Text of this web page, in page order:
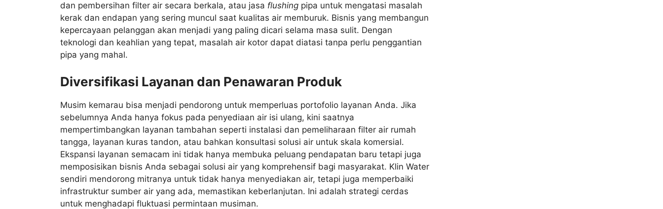
dan pembersihan filter air secara berkala, atau jasa flushing pipa untuk mengatasi masalah
kerak dan endapan yang sering muncul saat kualitas air memburuk. Bisnis yang membangun
kepercayaan pelanggan akan menjadi yang paling dicari selama masa sulit. Dengan
teknologi dan keahlian yang tepat, masalah air kotor dapat diatasi tanpa perlu penggantian
pipa yang mahal.
Diversifikasi Layanan dan Penawaran Produk
Musim kemarau bisa menjadi pendorong untuk memperluas portofolio layanan Anda. Jika
sebelumnya Anda hanya fokus pada penyediaan air isi ulang, kini saatnya
mempertimbangkan layanan tambahan seperti instalasi dan pemeliharaan filter air rumah
tangga, layanan kuras tandon, atau bahkan konsultasi solusi air untuk skala komersial.
Ekspansi layanan semacam ini tidak hanya membuka peluang pendapatan baru tetapi juga
memposisikan bisnis Anda sebagai solusi air yang komprehensif bagi masyarakat. Klin Water
sendiri mendorong mitranya untuk tidak hanya menyediakan air, tetapi juga memperbaiki
infrastruktur sumber air yang ada, memastikan keberlanjutan. Ini adalah strategi cerdas
untuk menghadapi fluktuasi permintaan musiman.